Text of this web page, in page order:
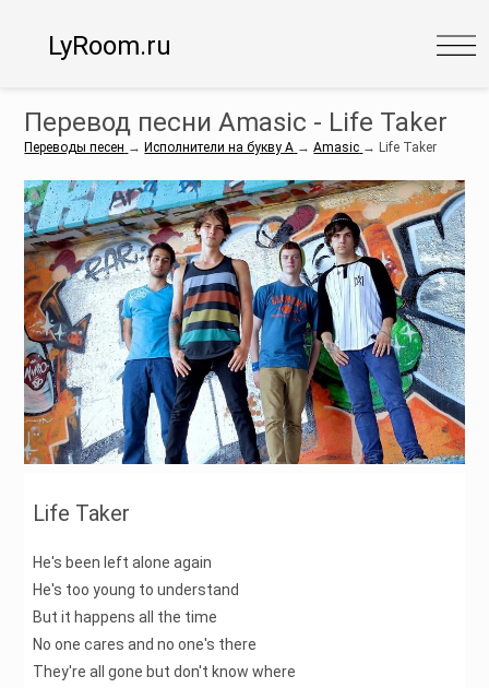
LyRoom.ru
Перевод песни Amasic - Life Taker
Переводы песен → Исполнители на букву A →Amasic → Life Taker
Life Taker
He's been left alone again
He's too young to understand
But it happens all the time
No one cares and no one's there
They're all gone but don't know where